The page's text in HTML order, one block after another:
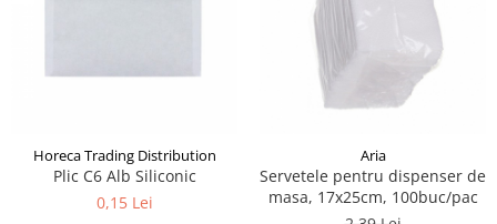
Horeca Trading Distribution
Plic C6 Alb Siliconic
0,15 Lei
Aria
Servetele pentru dispenser de
masa, 17x25cm, 100buc/pac